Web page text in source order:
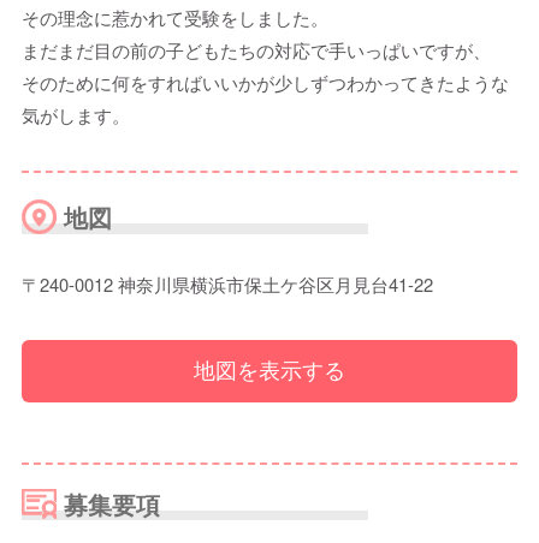
その理念に惹かれて受験をしました。
まだまだ目の前の子どもたちの対応で手いっぱいですが、
そのために何をすればいいかが少しずつわかってきたような
気がします。
地図
〒240-0012 神奈川県横浜市保土ケ谷区月見台41-22
地図を表示する
募集要項